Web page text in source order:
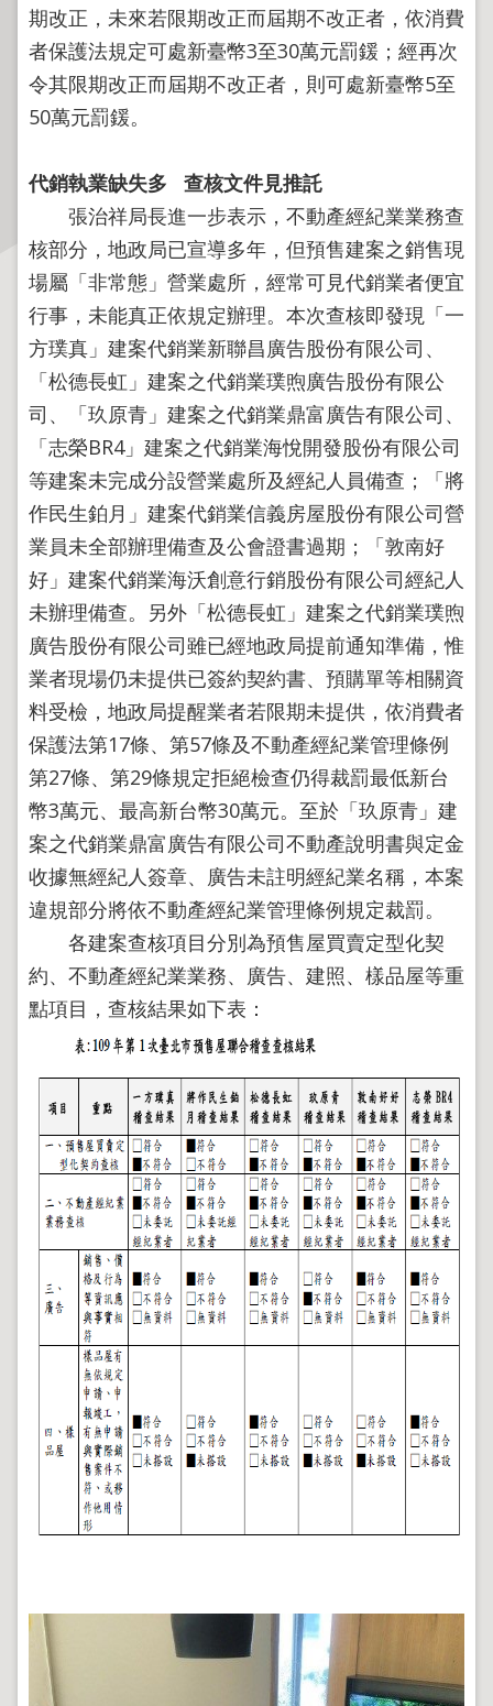
機
關
介
紹
務
資
主
專
區
服
務
地
綜
合
資
訊
網
站
導
覽
回
首
English
陳
統
地
及
資
期改正，未來若限期改正而屆期不改正者，依消費
者保護法規定可處新臺幣3至30萬元罰鍰；經再次
令其限期改正而屆期不改正者，則可處新臺幣5至
50萬元罰鍰。
代銷執業缺失多
查核文件見推託
張治祥局長進一步表示，不動產經紀業業務查
核部分，地政局已宣導多年，但預售建案之銷售現
場屬「非常態」營業處所，經常可見代銷業者便宜
行事，未能真正依規定辦理。本次查核即發現「一
方璞真」建案代銷業新聯昌廣告股份有限公司、
「松德長虹」建案之代銷業璞煦廣告股份有限公
司、「玖原青」建案之代銷業鼎富廣告有限公司、
「志榮BR4」建案之代銷業海悅開發股份有限公司
等建案未完成分設營業處所及經紀人員備查；「將
作民生鉑月」建案代銷業信義房屋股份有限公司營
業員未全部辦理備查及公會證書過期；「敦南好
好」建案代銷業海沃創意行銷股份有限公司經紀人
未辦理備查。另外「松德長虹」建案之代銷業璞煦
廣告股份有限公司雖已經地政局提前通知準備，惟
業者現場仍未提供已簽約契約書、預購單等相關資
料受檢，地政局提醒業者若限期未提供，依消費者
保護法第17條、第57條及不動產經紀業管理條例
第27條、第29條規定拒絕檢查仍得裁罰最低新台
幣3萬元、最高新台幣30萬元。至於「玖原青」建
案之代銷業鼎富廣告有限公司不動產說明書與定金
收據無經紀人簽章、廣告未註明經紀業名稱，本案
違規部分將依不動產經紀業管理條例規定裁罰。
各建案查核項目分別為預售屋買賣定型化契
約、不動產經紀業業務、廣告、建照、樣品屋等重
點項目，查核結果如下表：